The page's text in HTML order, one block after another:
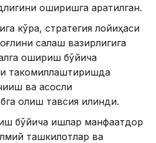
оширишга қаратилган.
кўра, стратегия лойиҳаси
сақлаш вазирлигига
ошириш бўйича
такомиллаштиришда
ва асосли
олиш тавсия қилинди.
бўйича ишлар манфаатдор
ташкилотлар ва